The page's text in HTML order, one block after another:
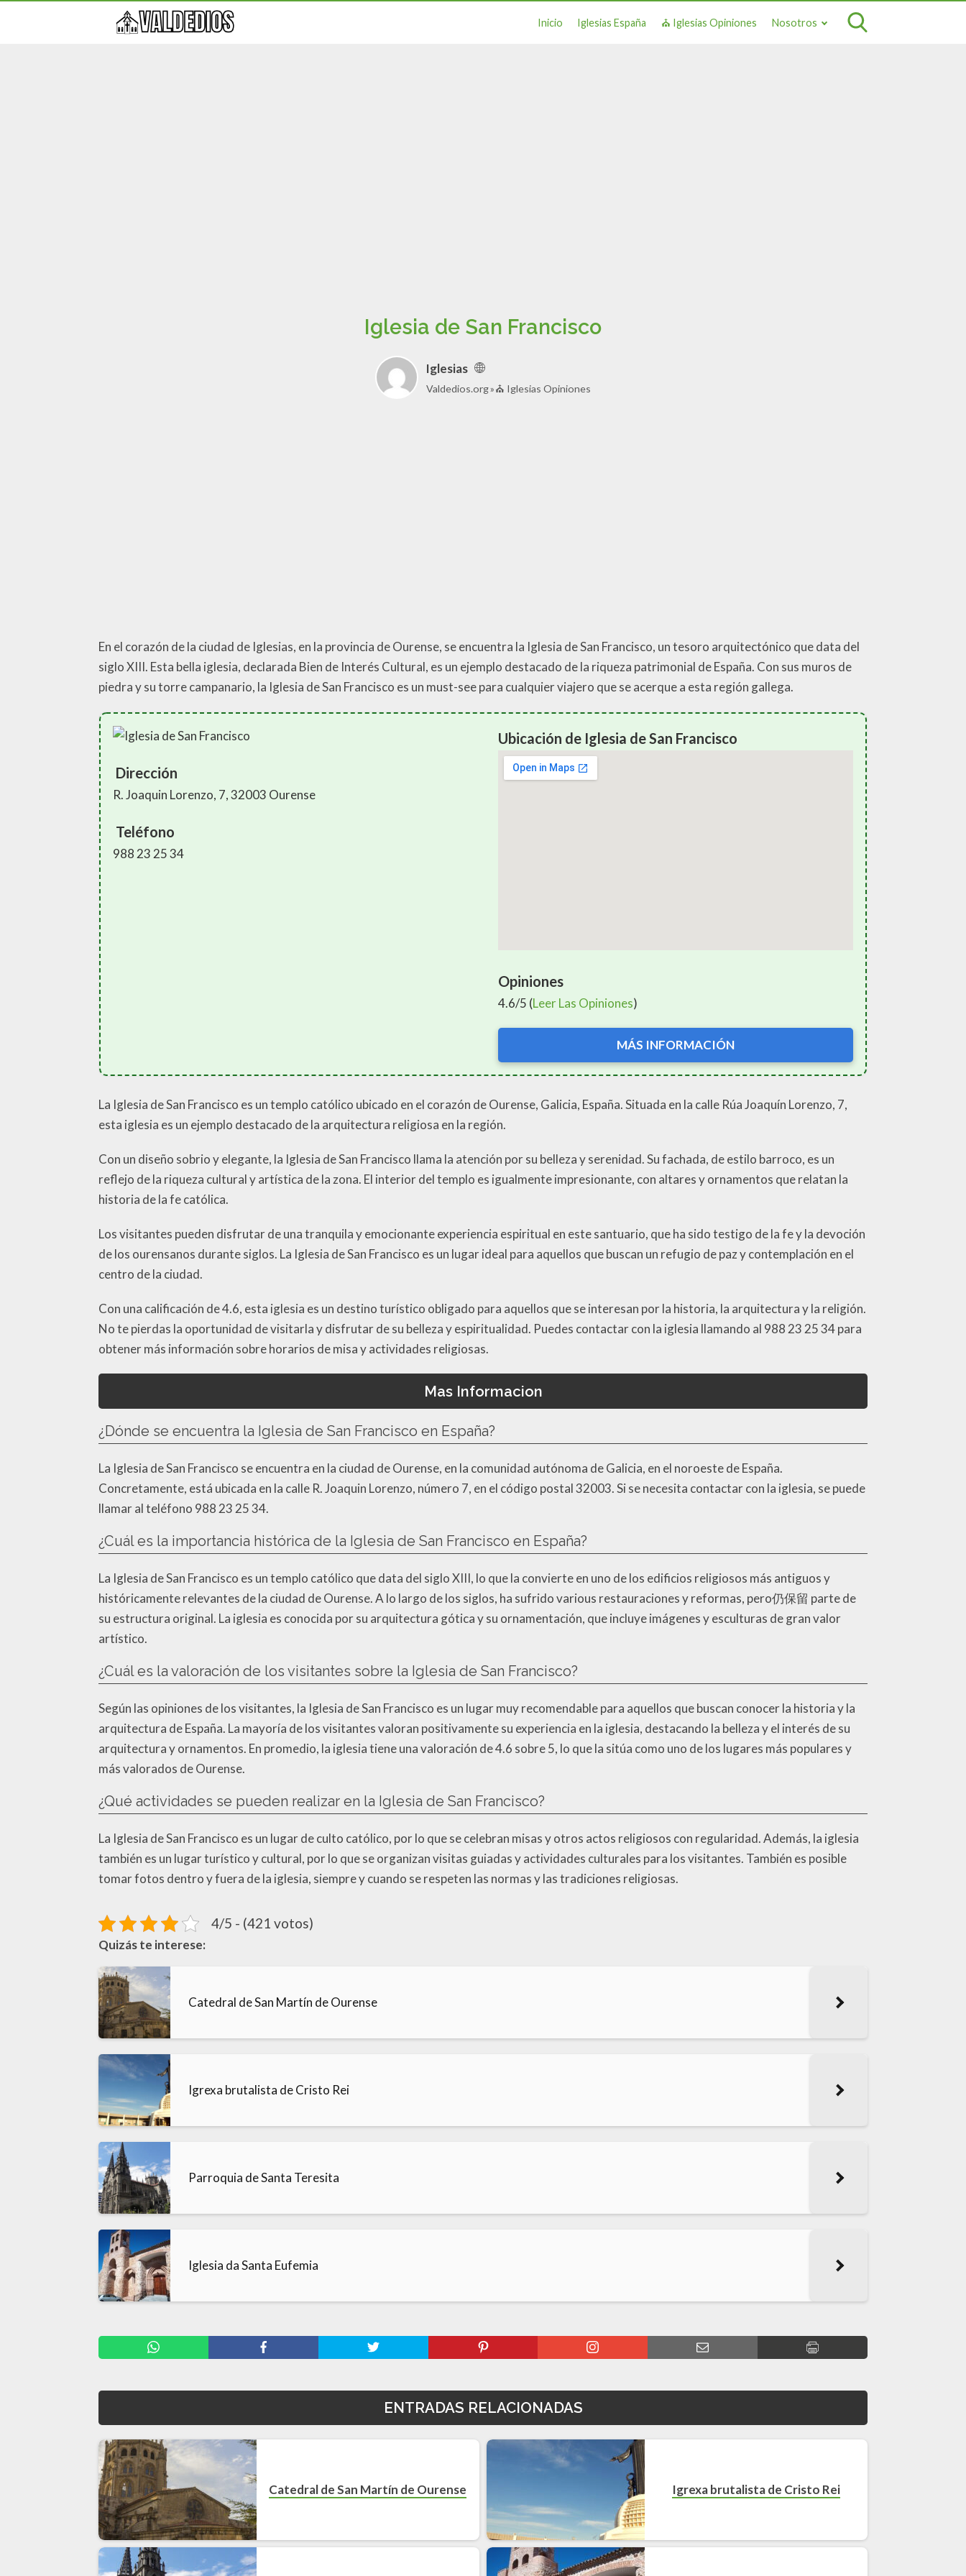
Inicio Iglesias España ⛪ Iglesias Opiniones Nosotros
Iglesia de San Francisco
Iglesias
Valdedios.org ⛪ Iglesias Opiniones
En el corazón de la ciudad de Iglesias, en la provincia de Ourense, se encuentra la Iglesia de San Francisco, un tesoro arquitectónico que data del
siglo XIII. Esta bella iglesia, declarada Bien de Interés Cultural, es un ejemplo destacado de la riqueza patrimonial de España. Con sus muros de
piedra y su torre campanario, la Iglesia de San Francisco es un must-see para cualquier viajero que se acerque a esta región gallega.
Dirección
R. Joaquin Lorenzo, 7, 32003 Ourense
Teléfono
988 23 25 34
Ubicación de Iglesia de San Francisco
Opiniones
4.6/5 (Leer Las Opiniones)
MÁS INFORMACIÓN
La Iglesia de San Francisco es un templo católico ubicado en el corazón de Ourense, Galicia, España. Situada en la calle Rúa Joaquín Lorenzo, 7,
esta iglesia es un ejemplo destacado de la arquitectura religiosa en la región.
Con un diseño sobrio y elegante, la Iglesia de San Francisco llama la atención por su belleza y serenidad. Su fachada, de estilo barroco, es un
reflejo de la riqueza cultural y artística de la zona. El interior del templo es igualmente impresionante, con altares y ornamentos que relatan la
historia de la fe católica.
Los visitantes pueden disfrutar de una tranquila y emocionante experiencia espiritual en este santuario, que ha sido testigo de la fe y la devoción
de los ourensanos durante siglos. La Iglesia de San Francisco es un lugar ideal para aquellos que buscan un refugio de paz y contemplación en el
centro de la ciudad.
Con una calificación de 4.6, esta iglesia es un destino turístico obligado para aquellos que se interesan por la historia, la arquitectura y la religión.
No te pierdas la oportunidad de visitarla y disfrutar de su belleza y espiritualidad. Puedes contactar con la iglesia llamando al 988 23 25 34 para
obtener más información sobre horarios de misa y actividades religiosas.
Mas Informacion
¿Dónde se encuentra la Iglesia de San Francisco en España?
La Iglesia de San Francisco se encuentra en la ciudad de Ourense, en la comunidad autónoma de Galicia, en el noroeste de España.
Concretamente, está ubicada en la calle R. Joaquin Lorenzo, número 7, en el código postal 32003. Si se necesita contactar con la iglesia, se puede
llamar al teléfono 988 23 25 34.
¿Cuál es la importancia histórica de la Iglesia de San Francisco en España?
La Iglesia de San Francisco es un templo católico que data del siglo XIII, lo que la convierte en uno de los edificios religiosos más antiguos y
históricamente relevantes de la ciudad de Ourense. A lo largo de los siglos, ha sufrido various restauraciones y reformas, pero仍保留 parte de
su estructura original. La iglesia es conocida por su arquitectura gótica y su ornamentación, que incluye imágenes y esculturas de gran valor
artístico.
¿Cuál es la valoración de los visitantes sobre la Iglesia de San Francisco?
Según las opiniones de los visitantes, la Iglesia de San Francisco es un lugar muy recomendable para aquellos que buscan conocer la historia y la
arquitectura de España. La mayoría de los visitantes valoran positivamente su experiencia en la iglesia, destacando la belleza y el interés de su
arquitectura y ornamentos. En promedio, la iglesia tiene una valoración de 4.6 sobre 5, lo que la sitúa como uno de los lugares más populares y
más valorados de Ourense.
¿Qué actividades se pueden realizar en la Iglesia de San Francisco?
La Iglesia de San Francisco es un lugar de culto católico, por lo que se celebran misas y otros actos religiosos con regularidad. Además, la iglesia
también es un lugar turístico y cultural, por lo que se organizan visitas guiadas y actividades culturales para los visitantes. También es posible
tomar fotos dentro y fuera de la iglesia, siempre y cuando se respeten las normas y las tradiciones religiosas.
4/5 - (421 votos)
Quizás te interese:
Catedral de San Martín de Ourense
Igrexa brutalista de Cristo Rei
Parroquia de Santa Teresita
Iglesia da Santa Eufemia
ENTRADAS RELACIONADAS
Catedral de San Martín de Ourense Igrexa brutalista de Cristo Rei